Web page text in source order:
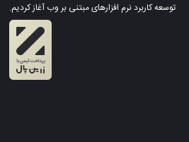
توسعه کاربرد نرم افزارهای مبتنی بر وب آغاز کردیم.